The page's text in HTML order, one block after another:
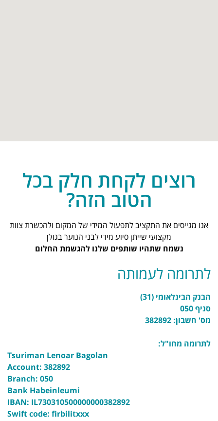
רוצים לקחת חלק בכל
הטוב הזה?
אנו מגייסים את התקציב לתפעול המידי של המקום ולהכשרת צוות
מקצועי שייתן סיוע מידי לבני הנוער בגולן
נשמח שתהיו שותפים שלנו להגשמת החלום
לתרומה לעמותה
הבנק הבינלאומי (31)
סניף 050
מס' חשבון: 382892
לתרומה מחו"ל:
Tsuriman Lenoar Bagolan
Account: 382892
Branch: 050
Bank Habeinleumi
IBAN: IL730310500000000382892
Swift code: firbilitxxx